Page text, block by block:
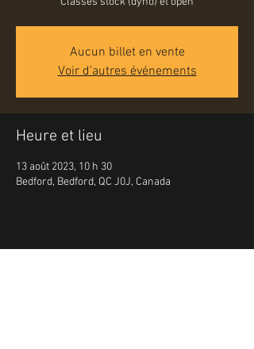
Aucun billet en vente
Voir d'autres événements
Heure et lieu
13 août 2023, 10 h 30
Bedford, Bedford, QC J0J, Canada